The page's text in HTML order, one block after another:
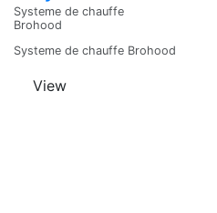
Systeme de chauffe
Brohood
Systeme de chauffe Brohood
View